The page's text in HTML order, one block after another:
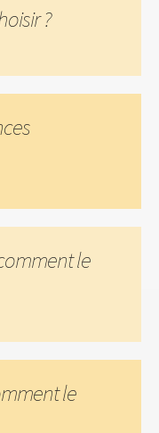
?
le
le